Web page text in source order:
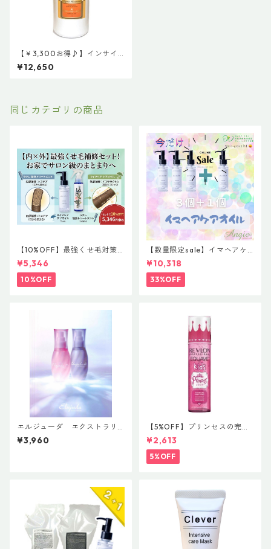
【￥3,300お得♪】インサイ
ドクア たっぷり使える1000
ml（1L）お得な大容量サイ
ント）
¥12,650
同じカテゴリの商品
【10%OFF】最強くせ毛対策
セット！内部×外部のW補修
（ラクレ酸熱トリートメント
＆#イマヘア ケアオイル）
¥5,346
10%OFF
【数量限定sale】イマヘアケ
アオイル３＋１ キャンペー
ン 今だけまとめ買い 4個セ
ット
¥10,318
33%OFF
エルジューダ エクストラリ
ペア 「EXTRA REPAIR SERU
M」＆「EXTRA REPAIR MILK
¥3,960
【5%OFF】プリンセスの完璧
ヘアケア 【レブロン プロフ
ェッショナル イクエイブ キッ
ズ プリンセスルックディタン
グリング コンディショナー】
¥2,613
5%OFF